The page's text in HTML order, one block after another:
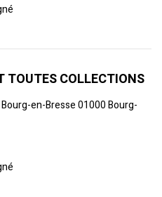
TOUTES COLLECTIONS
en-Bresse 01000 Bourg-